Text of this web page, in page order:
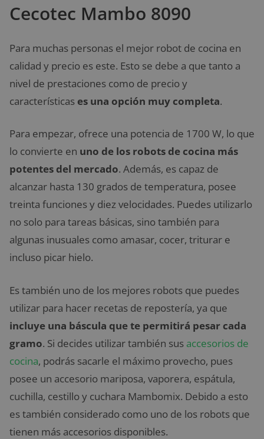
Cecotec Mambo 8090
Para muchas personas el mejor robot de cocina en
calidad y precio es este. Esto se debe a que tanto a
nivel de prestaciones como de precio y
características es una opción muy completa.
Para empezar, ofrece una potencia de 1700 W, lo que
lo convierte en uno de los robots de cocina más
potentes del mercado. Además, es capaz de
alcanzar hasta 130 grados de temperatura, posee
treinta funciones y diez velocidades. Puedes utilizarlo
no solo para tareas básicas, sino también para
algunas inusuales como amasar, cocer, triturar e
incluso picar hielo.
Es también uno de los mejores robots que puedes
utilizar para hacer recetas de repostería, ya que
incluye una báscula que te permitirá pesar cada
gramo. Si decides utilizar también sus accesorios de
cocina, podrás sacarle el máximo provecho, pues
posee un accesorio mariposa, vaporera, espátula,
cuchilla, cestillo y cuchara Mambomix. Debido a esto
es también considerado como uno de los robots que
tienen más accesorios disponibles.